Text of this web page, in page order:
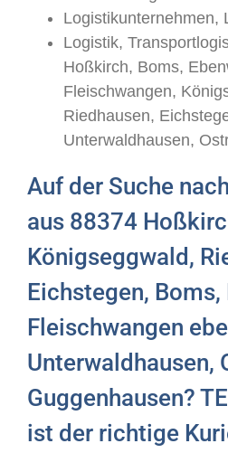
Logistikunternehmen,
Logistik,
Hoßkirch, Boms,
Fleischwangen,
Riedhausen,
Unterwaldhausen,
Auf der Suche
aus 88374
Königseggwald,
Eichstegen, Boms,
Fleischwangen
Unterwaldhausen,
Guggenhausen?
ist der richtige